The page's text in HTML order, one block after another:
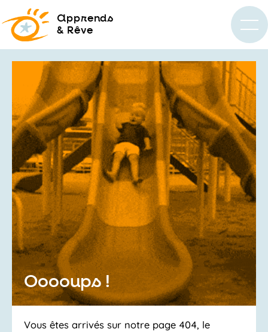
apprends
& Rêve
Ooooups !
Vous êtes arrivés sur notre page 404, le